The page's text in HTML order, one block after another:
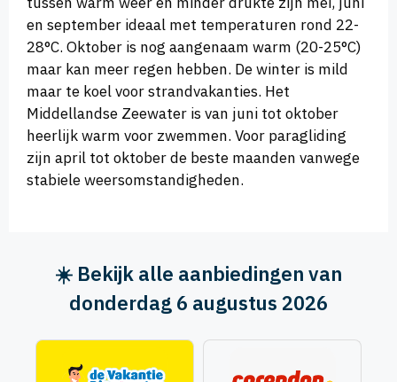
en september ideaal met temperaturen rond 22-
28°C. Oktober is nog aangenaam warm (20-25°C)
maar kan meer regen hebben. De winter is mild
maar te koel voor strandvakanties. Het
Middellandse Zeewater is van juni tot oktober
heerlijk warm voor zwemmen. Voor paragliding
zijn april tot oktober de beste maanden vanwege
stabiele weersomstandigheden.
☀️ Bekijk alle aanbiedingen van
donderdag 6 augustus 2026